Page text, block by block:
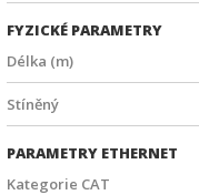
FYZICKÉ PARAMETRY
Délka (m)
Stíněný
PARAMETRY ETHERNET
Kategorie CAT